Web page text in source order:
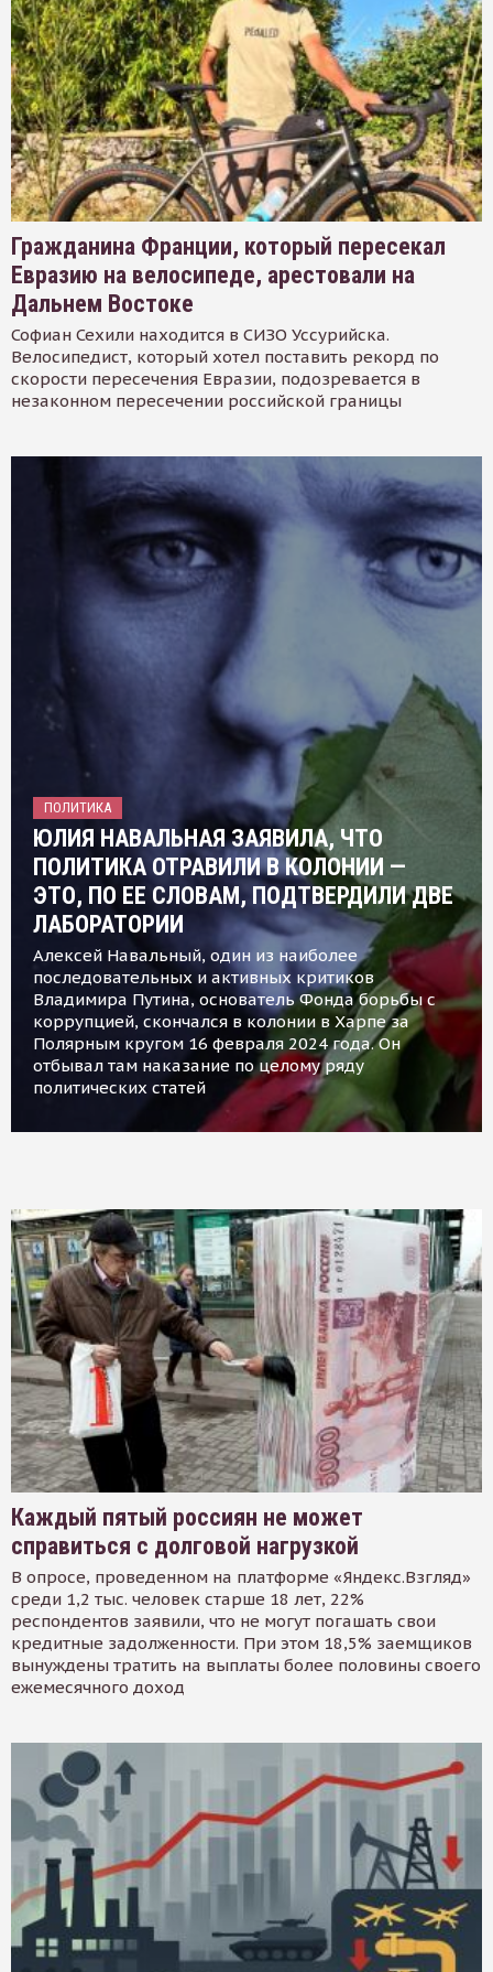
Гражданина Франции, который пересекал
Евразию на велосипеде, арестовали на
Дальнем Востоке
Софиан Сехили находится в СИЗО Уссурийска.
Велосипедист, который хотел поставить рекорд по
скорости пересечения Евразии, подозревается в
незаконном пересечении российской границы
ПОЛИТИКА
ЮЛИЯ НАВАЛЬНАЯ ЗАЯВИЛА, ЧТО
ПОЛИТИКА ОТРАВИЛИ В КОЛОНИИ —
ЭТО, ПО ЕЕ СЛОВАМ, ПОДТВЕРДИЛИ ДВЕ
ЛАБОРАТОРИИ
Алексей Навальный, один из наиболее
последовательных и активных критиков
Владимира Путина, основатель Фонда борьбы с
коррупцией, скончался в колонии в Харпе за
Полярным кругом 16 февраля 2024 года. Он
отбывал там наказание по целому ряду
политических статей
Каждый пятый россиян не может
справиться с долговой нагрузкой
В опросе, проведенном на платформе «Яндекс.Взгляд»
среди 1,2 тыс. человек старше 18 лет, 22%
респондентов заявили, что не могут погашать свои
кредитные задолженности. При этом 18,5% заемщиков
вынуждены тратить на выплаты более половины своего
ежемесячного доход